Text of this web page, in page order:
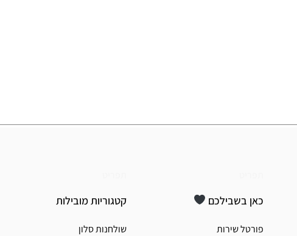
כאן בשבילכם
פורטל שירות
קטגוריות מובילות
שולחנות סלון